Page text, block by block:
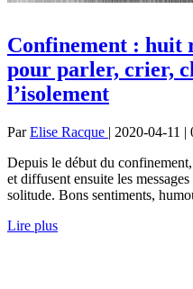
Confinement : huit
pour parler, crier,
l’isolement
ParElise Racque | 2020-04-11 |
Depuis le début du
et diffusent ensuite les
solitude. Bons sentiments,
Lire plus